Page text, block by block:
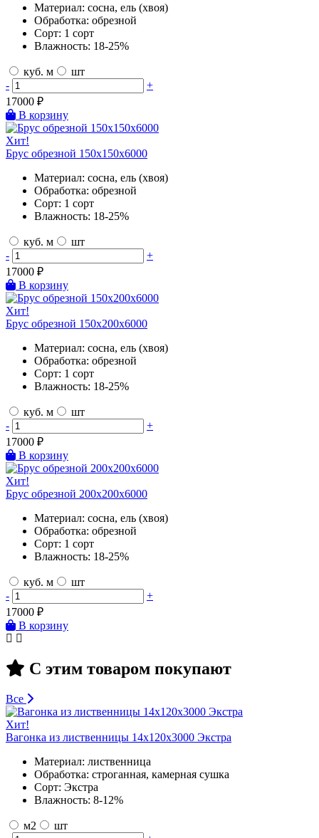
Материал: сосна, ель (хвоя)
Обработка: обрезной
Сорт: 1 сорт
Влажность: 18-25%
куб. м
шт
-
+
17000 ₽
В корзину
Хит!
Брус обрезной 150х150х6000
Материал: сосна, ель (хвоя)
Обработка: обрезной
Сорт: 1 сорт
Влажность: 18-25%
куб. м
шт
-
+
17000 ₽
В корзину
Хит!
Брус обрезной 150х200х6000
Материал: сосна, ель (хвоя)
Обработка: обрезной
Сорт: 1 сорт
Влажность: 18-25%
куб. м
шт
-
+
17000 ₽
В корзину
Хит!
Брус обрезной 200х200х6000
Материал: сосна, ель (хвоя)
Обработка: обрезной
Сорт: 1 сорт
Влажность: 18-25%
куб. м
шт
-
+
17000 ₽
В корзину
С этим товаром покупают
Все
Хит!
Вагонка из лиственницы 14х120х3000 Экстра
Материал: лиственница
Обработка: строганная, камерная сушка
Сорт: Экстра
Влажность: 8-12%
м2
шт